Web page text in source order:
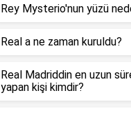
Rey Mysterio'nun yüzü
Real a ne zaman kuruldu?
Real Madriddin en uzun
yapan kişi kimdir?